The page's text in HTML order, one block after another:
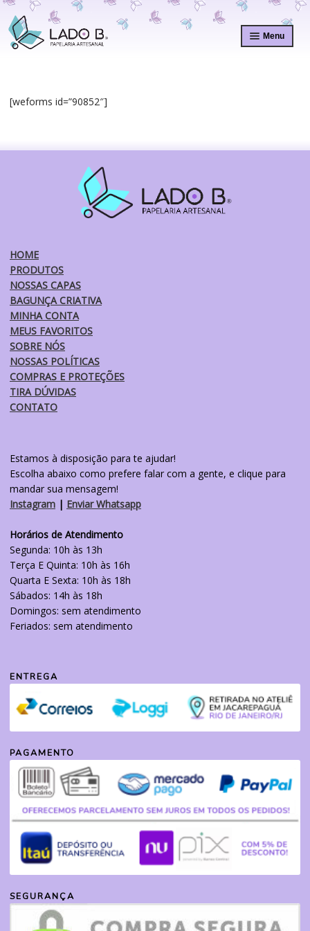
Pular
para
navegação
Pular
para
o
Menu
[weforms id=”90852″]
HOME
PRODUTOS
NOSSAS CAPAS
BAGUNÇA CRIATIVA
MINHA CONTA
MEUS FAVORITOS
SOBRE NÓS
NOSSAS POLÍTICAS
COMPRAS E PROTEÇÕES
TIRA DÚVIDAS
CONTATO
Estamos à disposição para te ajudar!
Escolha abaixo como prefere falar com a gente, e clique para
mandar sua mensagem!
Instagram | Enviar Whatsapp
Horários de Atendimento
Segunda: 10h às 13h
Terça E Quinta: 10h às 16h
Quarta E Sexta: 10h às 18h
Sábados: 14h às 18h
Domingos: sem atendimento
Feriados: sem atendimento
ENTREGA
PAGAMENTO
SEGURANÇA